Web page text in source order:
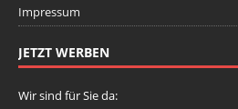
Impressum
JETZT WERBEN
Wir sind für Sie da: